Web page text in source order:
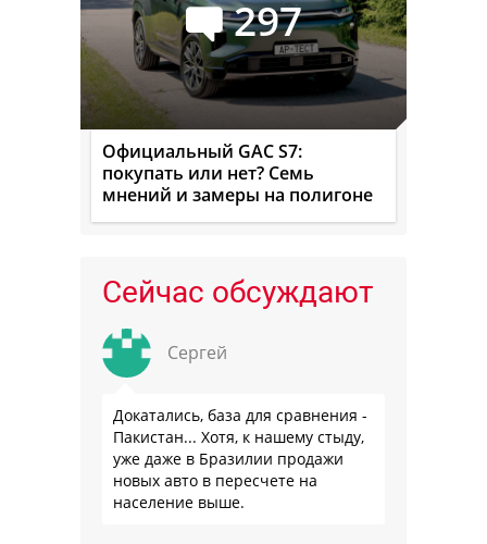
297
Официальный GAC S7:
покупать или нет? Семь
мнений и замеры на полигоне
Сейчас обсуждают
Сергей
Докатались, база для сравнения -
Пакистан... Хотя, к нашему стыду,
уже даже в Бразилии продажи
новых авто в пересчете на
население выше.